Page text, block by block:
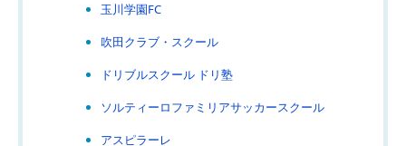
玉川学園FC
吹田クラブ・スクール
ドリブルスクール ドリ塾
ソルティーロファミリアサッカースクール
アスピラーレ